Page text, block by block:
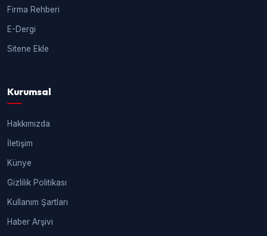
Firma Rehberi
E-Dergi
Sitene Ekle
Kurumsal
Hakkımızda
İletişim
Künye
Gizlilik Politikası
Kullanım Şartları
Haber Arşivi